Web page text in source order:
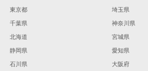
東京都
埼玉県
千葉県
神奈川県
北海道
宮城県
静岡県
愛知県
石川県
大阪府